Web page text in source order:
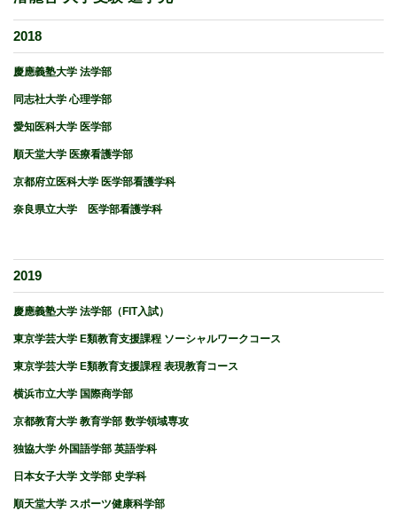
2018
慶應義塾大学 法学部
同志社大学 心理学部
愛知医科大学 医学部
順天堂大学 医療看護学部
京都府立医科大学 医学部看護学科
奈良県立大学 医学部看護学科
2019
慶應義塾大学 法学部（FIT入試）
東京学芸大学 E類教育支援課程 ソーシャルワークコース
東京学芸大学 E類教育支援課程 表現教育コース
横浜市立大学 国際商学部
京都教育大学 教育学部 数学領域専攻
独協大学 外国語学部 英語学科
日本女子大学 文学部 史学科
順天堂大学 スポーツ健康科学部